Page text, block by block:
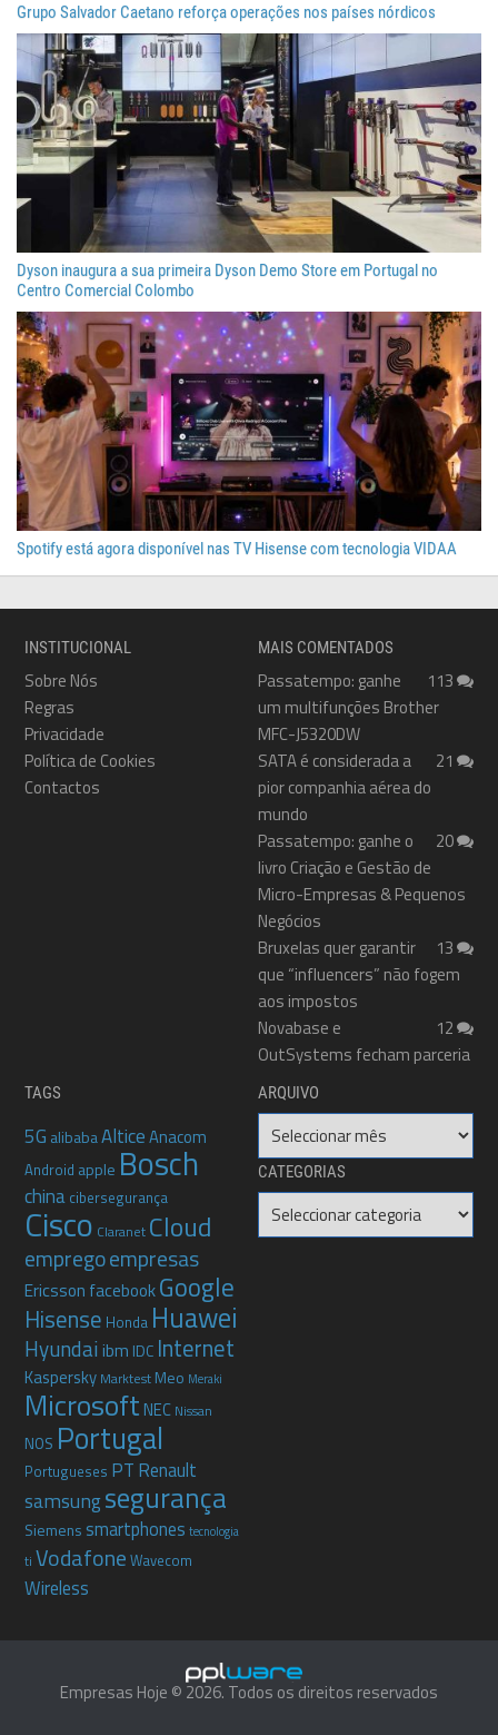
Grupo Salvador Caetano reforça operações nos países nórdicos
Dyson inaugura a sua primeira Dyson Demo Store em Portugal no
Centro Comercial Colombo
Spotify está agora disponível nas TV Hisense com tecnologia VIDAA
INSTITUCIONAL
Sobre Nós
Regras
Privacidade
Política de Cookies
Contactos
MAIS COMENTADOS
113
Passatempo: ganhe
um multifunções Brother
MFC-J5320DW
21
SATA é considerada a
pior companhia aérea do
mundo
20
Passatempo: ganhe o
livro Criação e Gestão de
Micro-Empresas & Pequenos
Negócios
13
Bruxelas quer garantir
que “influencers” não fogem
aos impostos
12
Novabase e
OutSystems fecham parceria
TAGS
5G alibabaAlticeAnacom
Android apple Bosch
china cibersegurança
Cisco Claranet Cloud
empregoempresas
Ericsson facebookGoogle
Hisense Honda Huawei
Hyundai ibm IDC Internet
Kaspersky Marktest Meo Meraki
MicrosoftNEC Nissan
NOS Portugal
Portugueses PT Renault
samsungsegurança
Siemenssmartphones tecnologia
ti Vodafone Wavecom
Wireless
ARQUIVO
Arquivo
CATEGORIAS
Categorias
Empresas Hoje © 2026. Todos os direitos reservados